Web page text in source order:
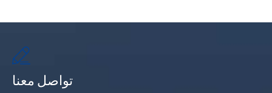

تواصل معنا